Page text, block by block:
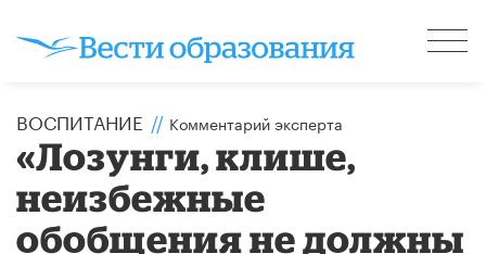
ВОСПИТАНИЕ // Комментарий эксперта
«Лозунги, клише,
неизбежные
обобщения не должны